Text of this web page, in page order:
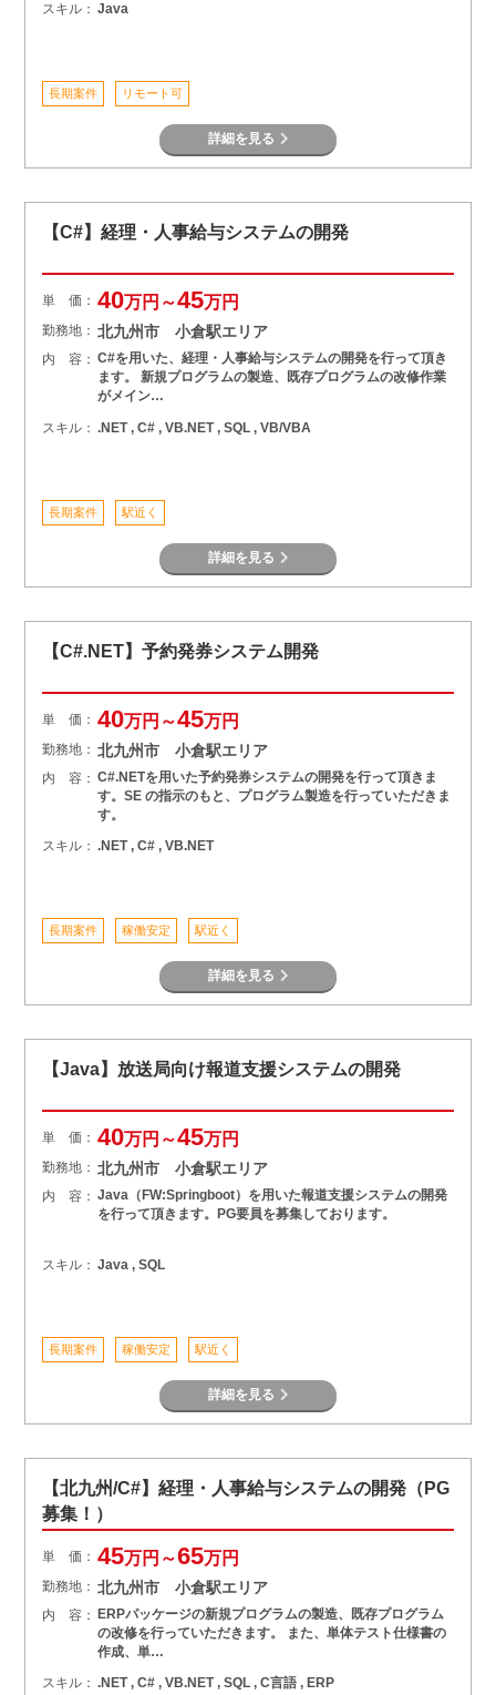
スキル： Java
長期案件 リモート可
詳細を見る
【C#】経理・人事給与システムの開発
単 価： 40万円～45万円
勤務地： 北九州市 小倉駅エリア
内 容： C#を用いた、経理・人事給与システムの開発を行って頂き
ます。 新規プログラムの製造、既存プログラムの改修作業
がメイン…
スキル： .NET , C# , VB.NET , SQL , VB/VBA
長期案件 駅近く
詳細を見る
【C#.NET】予約発券システム開発
単 価： 40万円～45万円
勤務地： 北九州市 小倉駅エリア
内 容： C#.NETを用いた予約発券システムの開発を行って頂きま
す。SE の指示のもと、プログラム製造を行っていただきま
す。
スキル： .NET , C# , VB.NET
長期案件 稼働安定 駅近く
詳細を見る
【Java】放送局向け報道支援システムの開発
単 価： 40万円～45万円
勤務地： 北九州市 小倉駅エリア
内 容： Java（FW:Springboot）を用いた報道支援システムの開発
を行って頂きます。PG要員を募集しております。
スキル： Java , SQL
長期案件 稼働安定 駅近く
詳細を見る
【北九州/C#】経理・人事給与システムの開発（PG
募集！）
単 価： 45万円～65万円
勤務地： 北九州市 小倉駅エリア
内 容： ERPパッケージの新規プログラムの製造、既存プログラム
の改修を行っていただきます。 また、単体テスト仕様書の
作成、単…
スキル： .NET , C# , VB.NET , SQL , C言語 , ERP